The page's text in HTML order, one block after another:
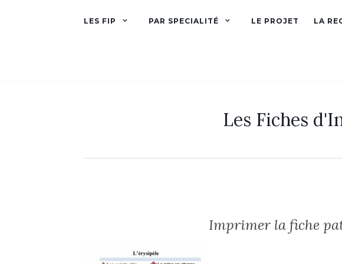
LES FIP PAR SPECIALITÉ LE PROJET LA
Les Fiches
Imprimer la fiche